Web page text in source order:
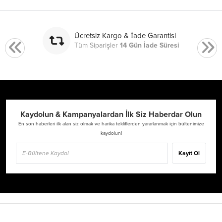
Ücretsiz Kargo & İade Garantisi
Tüm Siparişler14 Gün İade Süresi
Kaydolun & Kampanyalardan İlk Siz Haberdar Olun
En son haberleri ilk alan siz olmak ve harika tekliflerden yararlanmak için bültenimize
kaydolun!
Kayıt Ol